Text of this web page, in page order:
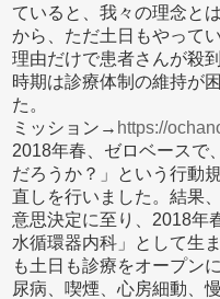
ていると、我々の理念と
から、ただ土日もやって
理由だけで患者さんが殺
時期は診療体制の維持が
た。
ミッション→ https://
2018年春、ゼロベースで
だろうか？」という行動
直しを行いました。結果
意思決定に至り、2018年
水循環器内科」として生
も土日も診療をオープン
尿病、喫煙、心房細動、